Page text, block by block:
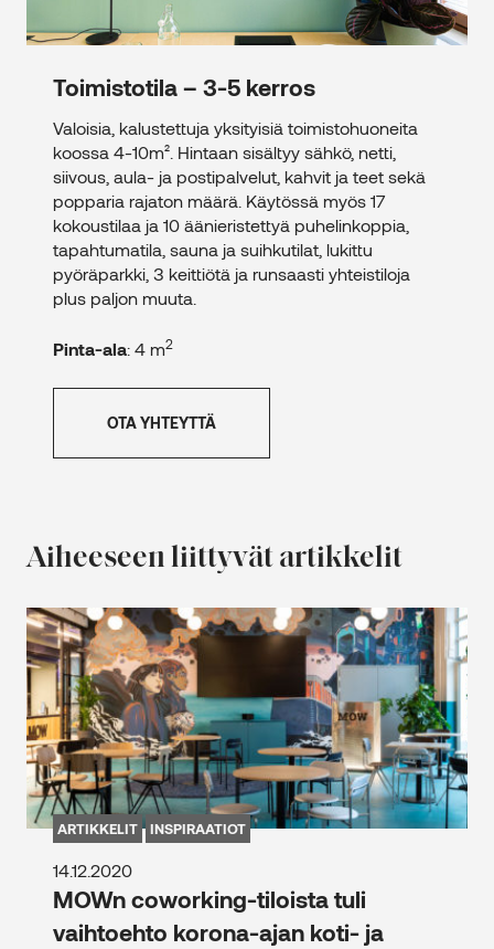
Toimistotila – 3-5 kerros
Valoisia, kalustettuja yksityisiä toimistohuoneita
koossa 4-10m². Hintaan sisältyy sähkö, netti,
siivous, aula- ja postipalvelut, kahvit ja teet sekä
popparia rajaton määrä. Käytössä myös 17
kokoustilaa ja 10 äänieristettyä puhelinkoppia,
tapahtumatila, sauna ja suihkutilat, lukittu
pyöräparkki, 3 keittiötä ja runsaasti yhteistiloja
plus paljon muuta.
Pinta-ala: 4 m2
OTA YHTEYTTÄ
Aiheeseen liittyvät artikkelit
ARTIKKELIT INSPIRAATIOT
14.12.2020
MOWn coworking-tiloista tuli
vaihtoehto korona-ajan koti- ja